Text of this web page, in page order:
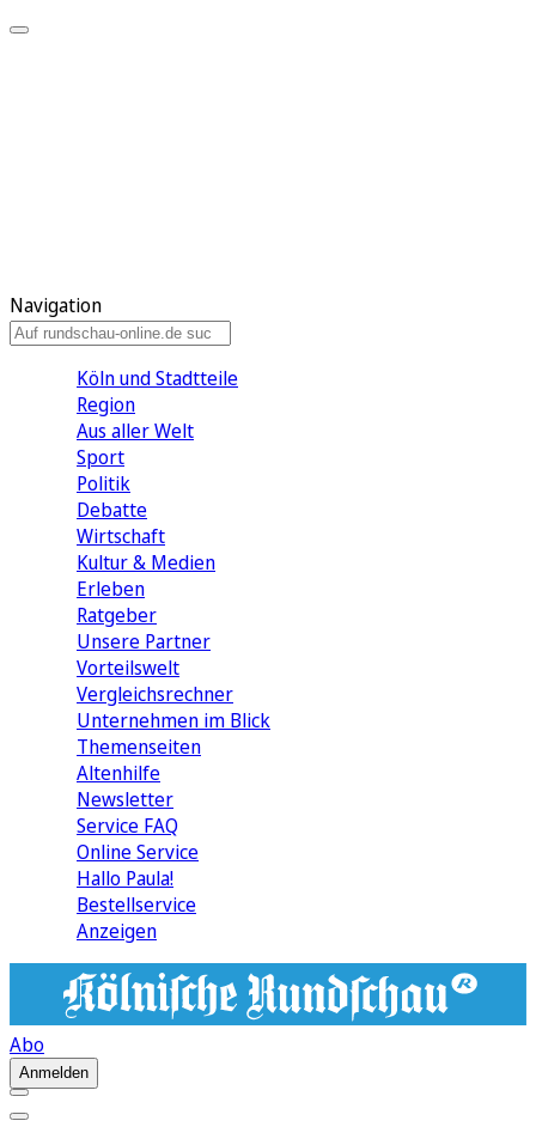
Navigation
Köln und Stadtteile
Region
Aus aller Welt
Sport
Politik
Debatte
Wirtschaft
Kultur & Medien
Erleben
Ratgeber
Unsere Partner
Vorteilswelt
Vergleichsrechner
Unternehmen im Blick
Themenseiten
Altenhilfe
Newsletter
Service FAQ
Online Service
Hallo Paula!
Bestellservice
Anzeigen
Abo
Anmelden